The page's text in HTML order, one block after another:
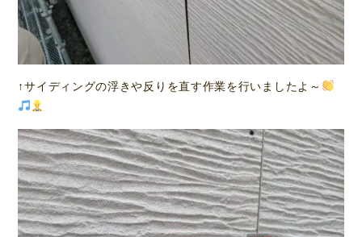
↑サイディングの浮きや反りを直す作業を行いましたよ～